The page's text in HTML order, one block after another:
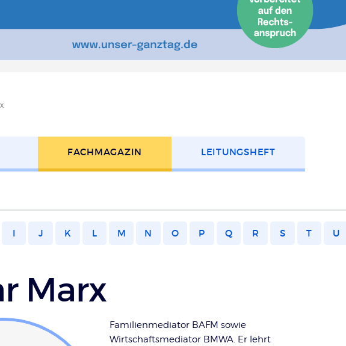
FACH­MAGAZIN LEITUNGS­HEFT
I J K L M N O P Q R S T U
Marx
Familienmediator BAFM sowie
Wirtschaftsmediator BMWA. Er lehrt